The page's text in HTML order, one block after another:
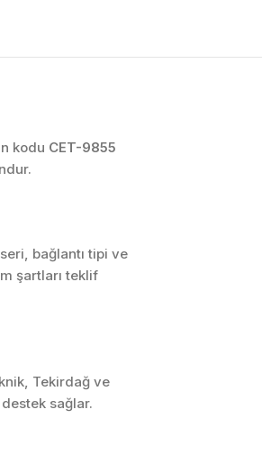
Sistemleri
kodu CET-9855
bağlantı tipi ve
şartları teklif
Tekirdağ ve
sağlar.